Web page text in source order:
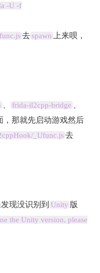
-U -f
去spawn
上来呗，
frida-il2cpp-bridge
，那就先启动游戏然后
_Ufunc.js 去
现没识别到 Unity 版
the Unity version, please